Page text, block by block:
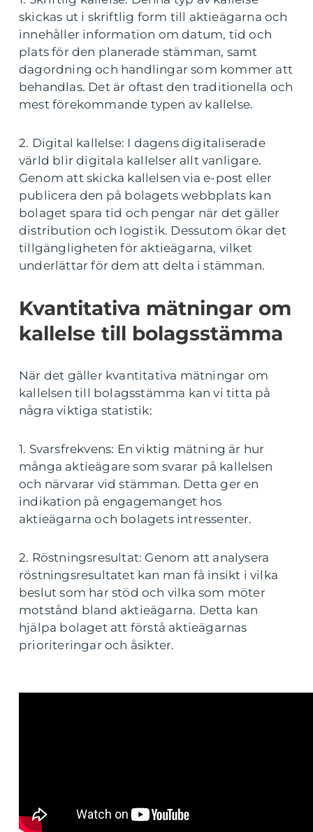
skickas ut i skriftlig form till aktieägarna och
innehåller information om datum, tid och
plats för den planerade stämman, samt
dagordning och handlingar som kommer att
behandlas. Det är oftast den traditionella och
mest förekommande typen av kallelse.
2. Digital kallelse: I dagens digitaliserade
värld blir digitala kallelser allt vanligare.
Genom att skicka kallelsen via e-post eller
publicera den på bolagets webbplats kan
bolaget spara tid och pengar när det gäller
distribution och logistik. Dessutom ökar det
tillgängligheten för aktieägarna, vilket
underlättar för dem att delta i stämman.
Kvantitativa mätningar om
kallelse till bolagsstämma
När det gäller kvantitativa mätningar om
kallelsen till bolagsstämma kan vi titta på
några viktiga statistik:
1. Svarsfrekvens: En viktig mätning är hur
många aktieägare som svarar på kallelsen
och närvarar vid stämman. Detta ger en
indikation på engagemanget hos
aktieägarna och bolagets intressenter.
2. Röstningsresultat: Genom att analysera
röstningsresultatet kan man få insikt i vilka
beslut som har stöd och vilka som möter
motstånd bland aktieägarna. Detta kan
hjälpa bolaget att förstå aktieägarnas
prioriteringar och åsikter.